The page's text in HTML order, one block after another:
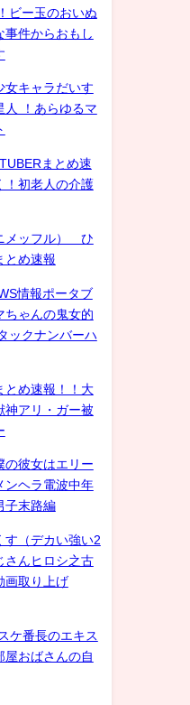
ビー玉のおいぬ
件からおもし
女キャラだいす
人 ！あらゆるマ
まとめ速
！初老人の介護
メッフル） ひ
とめ速報
情報ポータブ
ちゃんの鬼女的
ックナンバーハ
とめ速報！！大
神アリ・ガー被
彼女はエリー
ンヘラ電波中年
子末路編
す（デカい強い2
さんヒロシ之古
画取り上げ
ケ番長のエキス
屋おばさんの自